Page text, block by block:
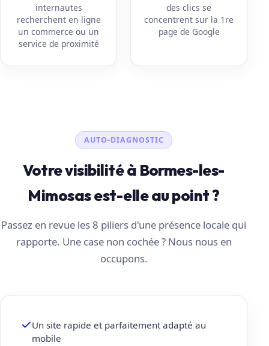
internautes
recherchent en ligne
un commerce ou un
service de proximité
des clics se
concentrent sur la 1re
page de Google
AUTO-DIAGNOSTIC
Votre visibilité à Bormes-les-
Mimosas est-elle au point ?
Passez en revue les 8 piliers d'une présence locale qui
rapporte. Une case non cochée ? Nous nous en
occupons.
Un site rapide et parfaitement adapté au
mobile